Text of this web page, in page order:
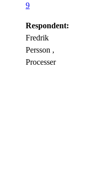
9
Respondent:
Fredrik
Persson ,
Processer